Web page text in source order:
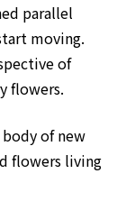
parallel
moving.
of
flowers.
of new
flowers living